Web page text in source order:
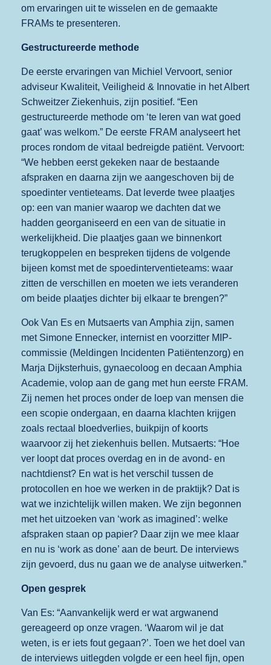
om ervaringen uit te wisselen en de gemaakte
FRAMs te presenteren.
Gestructureerde methode
De eerste ervaringen van Michiel Vervoort, senior
adviseur Kwaliteit, Veiligheid & Innovatie in het Albert
Schweitzer Ziekenhuis, zijn positief. “Een
gestructureerde methode om ‘te leren van wat goed
gaat’ was welkom.” De eerste FRAM analyseert het
proces rondom de vitaal bedreigde patiënt. Vervoort:
“We hebben eerst gekeken naar de bestaande
afspraken en daarna zijn we aangeschoven bij de
spoedinter ventieteams. Dat leverde twee plaatjes
op: een van manier waarop we dachten dat we
hadden georganiseerd en een van de situatie in
werkelijkheid. Die plaatjes gaan we binnenkort
terugkoppelen en bespreken tijdens de volgende
bijeen komst met de spoedinterventieteams: waar
zitten de verschillen en moeten we iets veranderen
om beide plaatjes dichter bij elkaar te brengen?”
Ook Van Es en Mutsaerts van Amphia zijn, samen
met Simone Ennecker, internist en voorzitter MIP-
commissie (Meldingen Incidenten Patiëntenzorg) en
Marja Dijksterhuis, gynaecoloog en decaan Amphia
Academie, volop aan de gang met hun eerste FRAM.
Zij nemen het proces onder de loep van mensen die
een scopie ondergaan, en daarna klachten krijgen
zoals rectaal bloedverlies, buikpijn of koorts
waarvoor zij het ziekenhuis bellen. Mutsaerts: “Hoe
ver loopt dat proces overdag en in de avond- en
nachtdienst? En wat is het verschil tussen de
protocollen en hoe we werken in de praktijk? Dat is
wat we inzichtelijk willen maken. We zijn begonnen
met het uitzoeken van ‘work as imagined’: welke
afspraken staan op papier? Daar zijn we mee klaar
en nu is ‘work as done’ aan de beurt. De interviews
zijn gevoerd, dus nu gaan we de analyse uitwerken.”
Open gesprek
Van Es: “Aanvankelijk werd er wat argwanend
gereageerd op onze vragen. ‘Waarom wil je dat
weten, is er iets fout gegaan?’. Toen we het doel van
de interviews uitlegden volgde er een heel fijn, open